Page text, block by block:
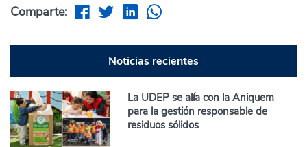
Comparte:
Noticias recientes
La UDEP se alía con la Aniquem
para la gestión responsable de
residuos sólidos